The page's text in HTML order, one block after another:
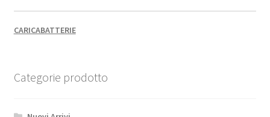
CARICABATTERIE
Categorie prodotto